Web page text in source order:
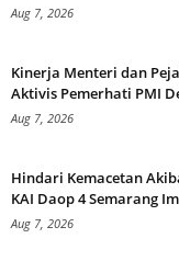
Aug 7, 2026
Kinerja Menteri dan
Aktivis Pemerhati PMI
Aug 7, 2026
Hindari Kemacetan
KAI Daop 4 Semarang
Aug 7, 2026